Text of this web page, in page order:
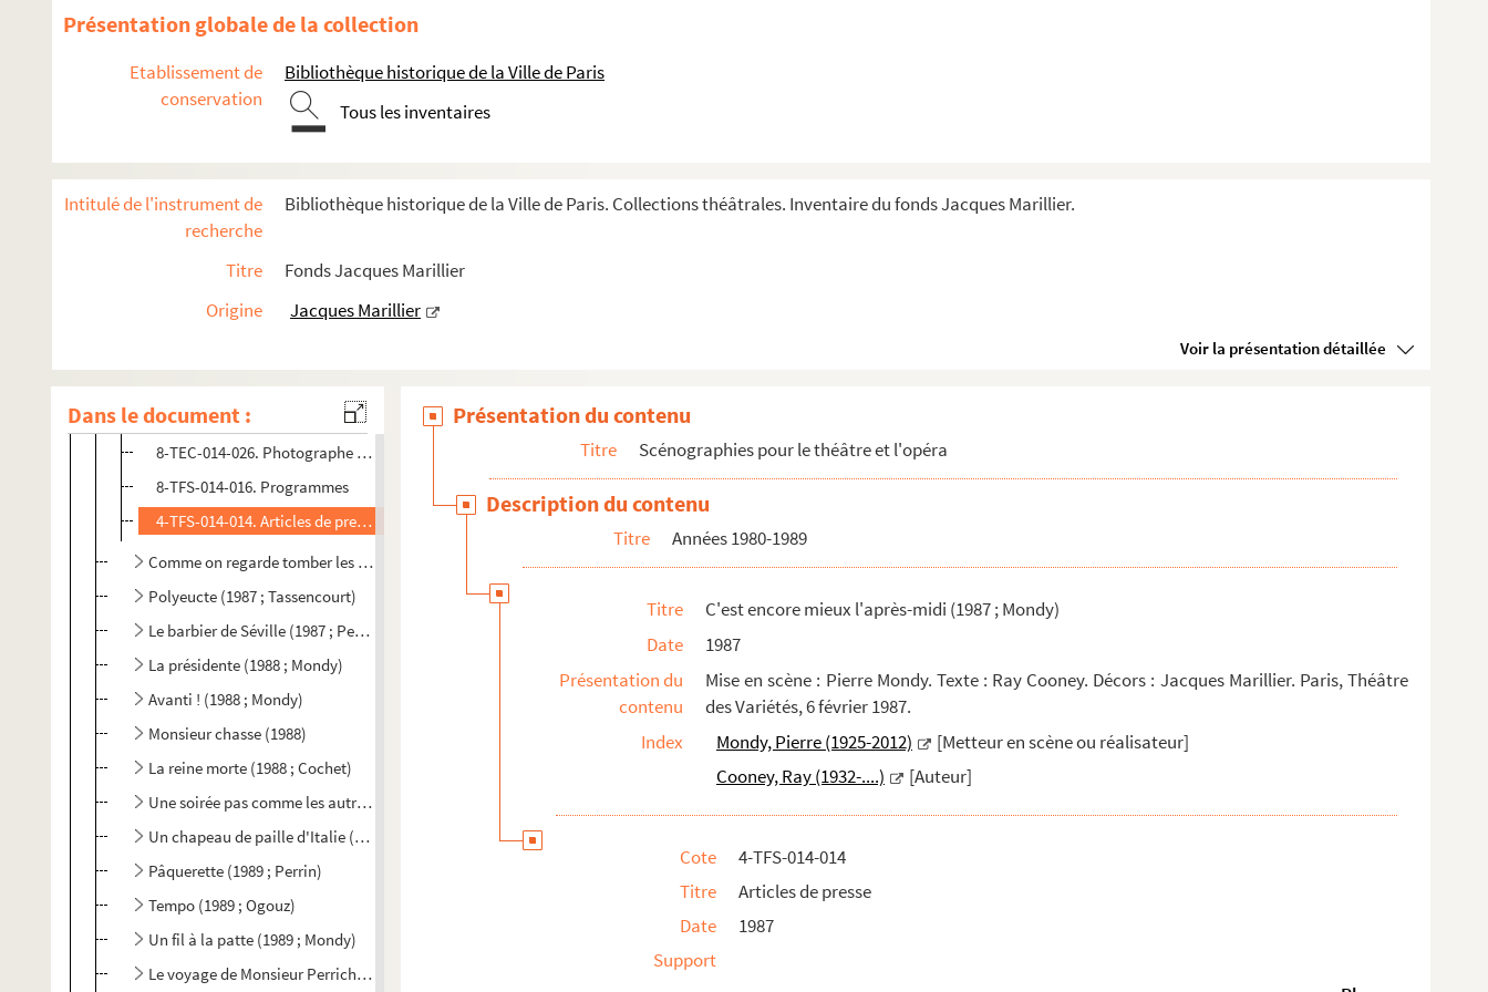
Présentation globale de la collection
Etablissement de
conservation
Bibliothèque historique de la Ville de Paris
Tous les inventaires
Intitulé de l'instrument de
recherche
Bibliothèque historique de la Ville de Paris. Collections théâtrales. Inventaire du fonds Jacques Marillier.
Titre
Fonds Jacques Marillier
Origine
Jacques Marillier
Voir la présentation détaillée
Dans le document :
Doit-on le dire (1985 ; Cochet)
N'écoutez pas Mesdames ! (1985 ; Mondy)
La prise de Berg-op-Zoom (1985 ; Meyer)
Le tombeur (1986 ; Moreau)
Les dégourdis de la 11e (1986 ; Rosny)
Les voisins du dessus (1986 ; Rosny)
Violences (1986 ; Ackerman)
L'amuse-gueule (1986 ; Mondy)
0-TFS-014-018 (1 à 22). Schémas d'implantation de décor et schémas en coupe d'éléments de décor.
4-TFS-014-143 (1 à 8). Schémas d'implantation de décor et schémas en coupe d'éléments de décor.
8-TEC-014-026. Photographe non identifié. Photographies du décor.
8-TFS-014-016. Programmes
4-TFS-014-014. Articles de presse
Comme on regarde tomber les feuilles (1987 ; Sinigalia)
Polyeucte (1987 ; Tassencourt)
Le barbier de Séville (1987 ; Perrin)
La présidente (1988 ; Mondy)
Avanti ! (1988 ; Mondy)
Monsieur chasse (1988)
La reine morte (1988 ; Cochet)
Une soirée pas comme les autres (1988 ; Tisot)
Un chapeau de paille d'Italie (1988 ; Lucet)
Pâquerette (1989 ; Perrin)
Tempo (1989 ; Ogouz)
Un fil à la patte (1989 ; Mondy)
Le voyage de Monsieur Perrichon (1989 ; Lucet)
Présentation du contenu
Titre Scénographies pour le théâtre et l'opéra
Description du contenu
Titre Années 1980-1989
Titre
C'est encore mieux l'après-midi (1987 ; Mondy)
Date
1987
Présentation du
contenu
Mise en scène : Pierre Mondy. Texte : Ray Cooney. Décors : Jacques Marillier. Paris, Théâtre
des Variétés, 6 février 1987.
Index
Mondy, Pierre (1925-2012)
[Metteur en scène ou réalisateur]
Cooney, Ray (1932-....)
[Auteur]
Cote
4-TFS-014-014
Titre
Articles de presse
Date
1987
Support